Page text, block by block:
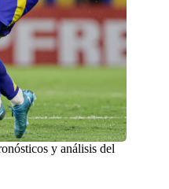
y análisis del